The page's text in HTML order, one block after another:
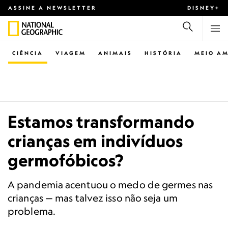
ASSINE A NEWSLETTER DISNEY+
CIÊNCIA VIAGEM ANIMAIS HISTÓRIA MEIO
Estamos transformando
crianças em indivíduos
germofóbicos?
A pandemia acentuou o medo de germes nas
crianças — mas talvez isso não seja um
problema.